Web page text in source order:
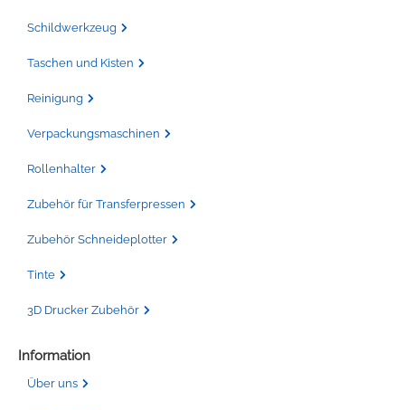
Schildwerkzeug
Taschen und Kisten
Reinigung
Verpackungsmaschinen
Rollenhalter
Zubehör für Transferpressen
Zubehör Schneideplotter
Tinte
3D Drucker Zubehör
Information
Über uns